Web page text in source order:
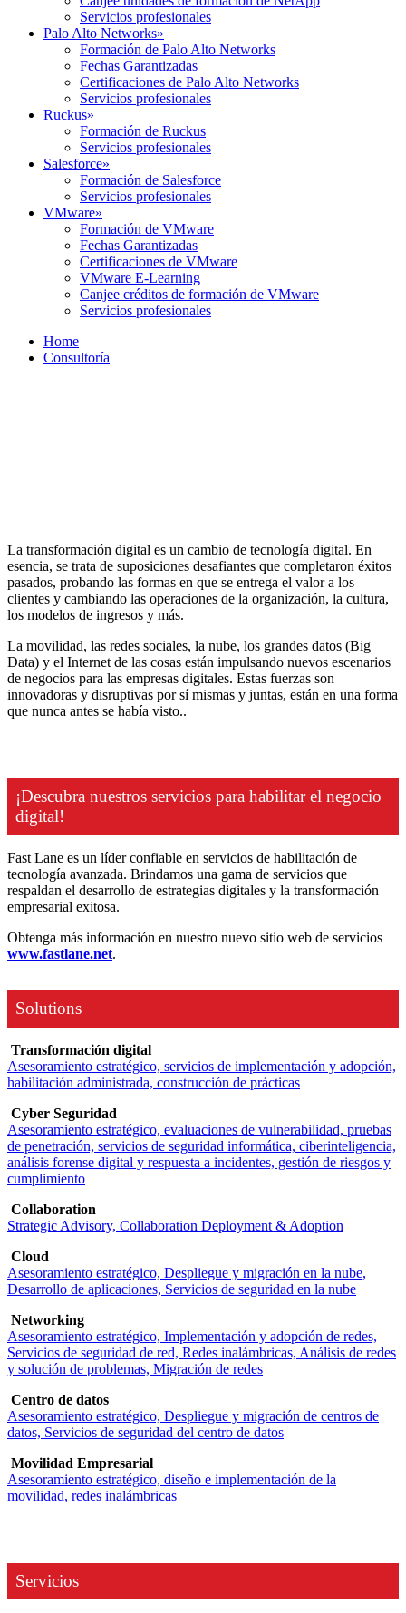
Servicios profesionales
Palo Alto Networks»
Formación de Palo Alto Networks
Fechas Garantizadas
Certificaciones de Palo Alto Networks
Servicios profesionales
Ruckus»
Formación de Ruckus
Servicios profesionales
Salesforce»
Formación de Salesforce
Servicios profesionales
VMware»
Formación de VMware
Fechas Garantizadas
Certificaciones de VMware
VMware E-Learning
Canjee créditos de formación de VMware
Servicios profesionales
Home
Consultoría
La transformación digital es un cambio de tecnología digital. En
esencia, se trata de suposiciones desafiantes que completaron éxitos
pasados, probando las formas en que se entrega el valor a los
clientes y cambiando las operaciones de la organización, la cultura,
los modelos de ingresos y más.
La movilidad, las redes sociales, la nube, los grandes datos (Big
Data) y el Internet de las cosas están impulsando nuevos escenarios
de negocios para las empresas digitales. Estas fuerzas son
innovadoras y disruptivas por sí mismas y juntas, están en una forma
que nunca antes se había visto..
¡Descubra nuestros servicios para habilitar el negocio
digital!
Fast Lane es un líder confiable en servicios de habilitación de
tecnología avanzada. Brindamos una gama de servicios que
respaldan el desarrollo de estrategias digitales y la transformación
empresarial exitosa.
Obtenga más información en nuestro nuevo sitio web de servicios
www.fastlane.net.
Solutions
Transformación digital
Asesoramiento estratégico, servicios de implementación y adopción,
habilitación administrada, construcción de prácticas
Cyber Seguridad
Asesoramiento estratégico, evaluaciones de vulnerabilidad, pruebas
de penetración, servicios de seguridad informática, ciberinteligencia,
análisis forense digital y respuesta a incidentes, gestión de riesgos y
cumplimiento
Collaboration
Strategic Advisory, Collaboration Deployment & Adoption
Cloud
Asesoramiento estratégico, Despliegue y migración en la nube,
Desarrollo de aplicaciones, Servicios de seguridad en la nube
Networking
Asesoramiento estratégico, Implementación y adopción de redes,
Servicios de seguridad de red, Redes inalámbricas, Análisis de redes
y solución de problemas, Migración de redes
Centro de datos
Asesoramiento estratégico, Despliegue y migración de centros de
datos, Servicios de seguridad del centro de datos
Movilidad Empresarial
Asesoramiento estratégico, diseño e implementación de la
movilidad, redes inalámbricas
Servicios